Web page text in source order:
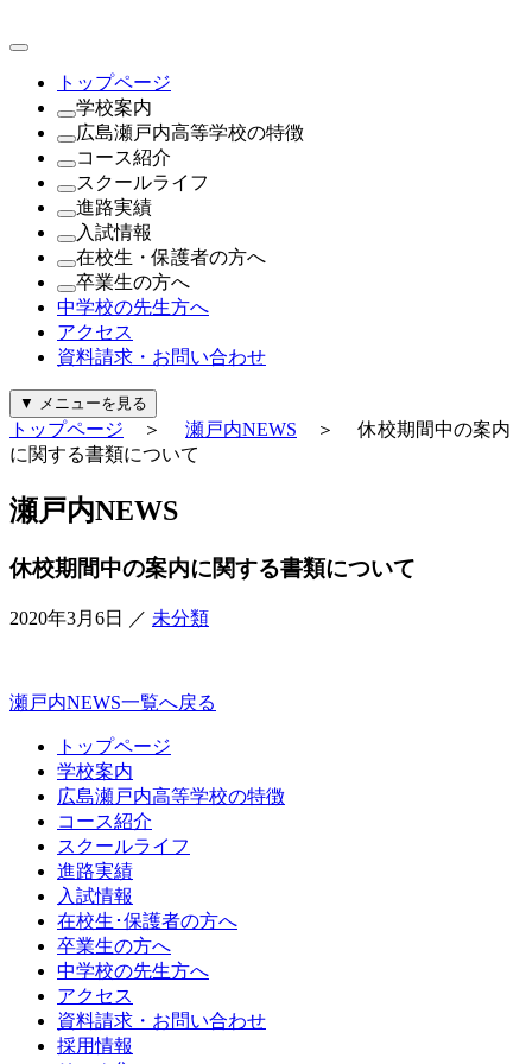
トップページ
学校案内
理事長・学園長・学校長あいさつ
教育方針・校訓
沿革
制服紹介
施設紹介
寄付金について
一般事業主行動計画及び公表内容
広島瀬戸内高等学校の特徴
これが瀬戸内の新常識
コース紹介
（1年次）
進学探究コース
探究コース
（2年次・3年次）
理系探究コース
文系探究コース
進路探究コース
（新設）
ビューティースタイリストコース
スクールライフ
瀬戸内NEWS
年間行事
公開行事日程
クラブ活動
生徒会活動
進路実績
進路実績
進路指導
入試情報
公開行事日程
生徒募集要項
過去問題（PDF）
パンフレット
在校生・保護者の方へ
就学支援金・軽減補助金について
広島県私学関連予算について
奨学金について
給付金について
行事カレンダー
公式Instagram
公式Facebook
証明書の発行について
卒業生の方へ
証明書の発行について
中学校の先生方へ
アクセス
資料請求・お問い合わせ
▼ メニューを見る
トップページ ＞ 瀬戸内NEWS ＞ 休校期間中の案内
に関する書類について
瀬戸内NEWS
休校期間中の案内に関する書類について
2020年3月6日 ／ 未分類
瀬戸内NEWS一覧へ戻る
トップページ
学校案内
広島瀬戸内高等学校の特徴
コース紹介
スクールライフ
進路実績
入試情報
在校生･保護者の方へ
卒業生の方へ
中学校の先生方へ
アクセス
資料請求・お問い合わせ
採用情報